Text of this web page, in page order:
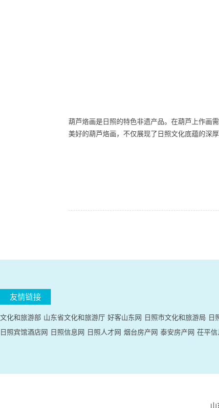
葫芦烙画是日照的特色非遗产品。在葫芦上作画
美好的葫芦烙画，不仅展现了日照文化底蕴的深
友情链接
文化和旅游部 山东省文化和旅游厅 好客山东网 日照市文化和旅游局 日
日照宾馆酒店网 日照信息网 日照人才网 烟台房产网 泰安房产网 茌平